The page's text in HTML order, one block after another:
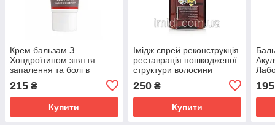
Крем бальзам З
Хондроїтином зняття
запалення та болі в
суглобах, м'язах і хребті
Імідж Лабораторія
215 ₴
Купити
Імідж спрей реконструкція
реставрація пошкодженої
структури волосини
250₴
Купити
195